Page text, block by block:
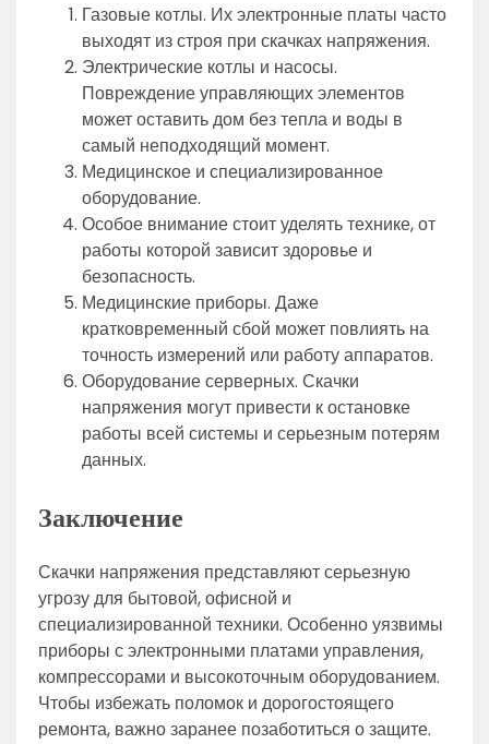
Газовые котлы. Их электронные платы часто
выходят из строя при скачках напряжения.
Электрические котлы и насосы.
Повреждение управляющих элементов
может оставить дом без тепла и воды в
самый неподходящий момент.
Медицинское и специализированное
оборудование.
Особое внимание стоит уделять технике, от
работы которой зависит здоровье и
безопасность.
Медицинские приборы. Даже
кратковременный сбой может повлиять на
точность измерений или работу аппаратов.
Оборудование серверных. Скачки
напряжения могут привести к остановке
работы всей системы и серьезным потерям
данных.
Заключение
Скачки напряжения представляют серьезную
угрозу для бытовой, офисной и
специализированной техники. Особенно уязвимы
приборы с электронными платами управления,
компрессорами и высокоточным оборудованием.
Чтобы избежать поломок и дорогостоящего
ремонта, важно заранее позаботиться о защите.